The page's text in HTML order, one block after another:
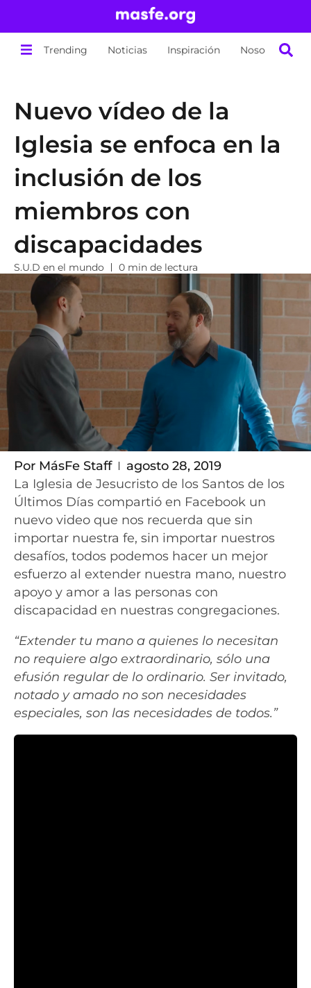
Trending Noticias Inspiración Nosotros
Nuevo vídeo de la
Iglesia se enfoca en la
inclusión de los
miembros con
discapacidades
S.U.D en el mundo 0 min de lectura
Por MásFe Staff
agosto 28, 2019
La Iglesia de Jesucristo de los Santos de los
Últimos Días compartió en Facebook un
nuevo video que nos recuerda que sin
importar nuestra fe, sin importar nuestros
desafíos, todos podemos hacer un mejor
esfuerzo al extender nuestra mano, nuestro
apoyo y amor a las personas con
discapacidad en nuestras congregaciones.
“Extender tu mano a quienes lo necesitan
no requiere algo extraordinario, sólo una
efusión regular de lo ordinario. Ser invitado,
notado y amado no son necesidades
especiales, son las necesidades de todos.”